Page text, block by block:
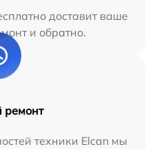
доставит ваше
и обратно.
ремонт
техники Elcan мы